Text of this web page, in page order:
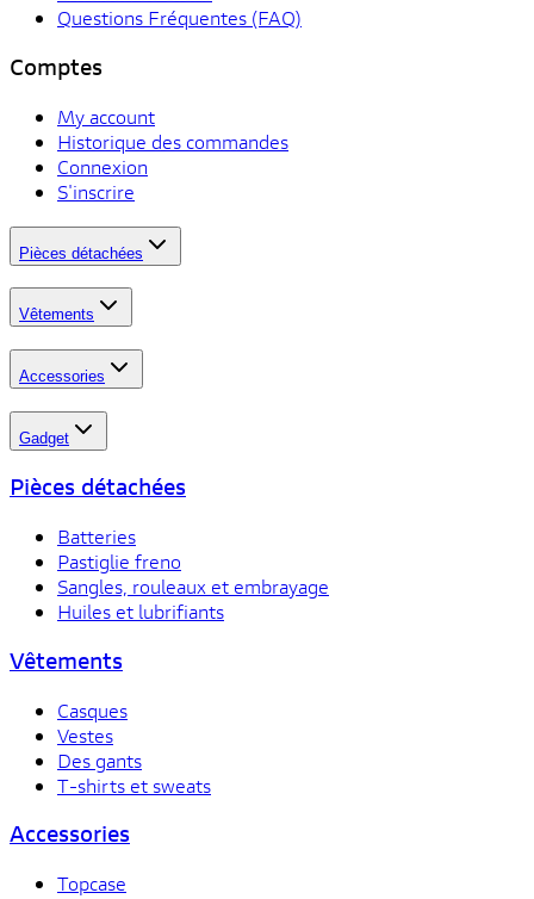
Questions Fréquentes (FAQ)
Comptes
My account
Historique des commandes
Connexion
S'inscrire
Pièces détachées
Vêtements
Accessories
Gadget
Pièces détachées
Batteries
Pastiglie freno
Sangles, rouleaux et embrayage
Huiles et lubrifiants
Vêtements
Casques
Vestes
Des gants
T-shirts et sweats
Accessories
Topcase